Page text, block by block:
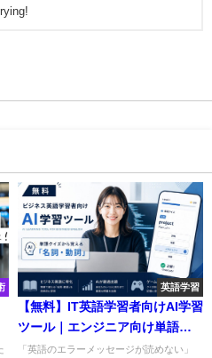
英語学習
【無料】IT英語学習者向けAI学習
ツール｜エンジニア向け単語ク
イズ&文法練習ツール
「英語のエラーメッセージが読めない」